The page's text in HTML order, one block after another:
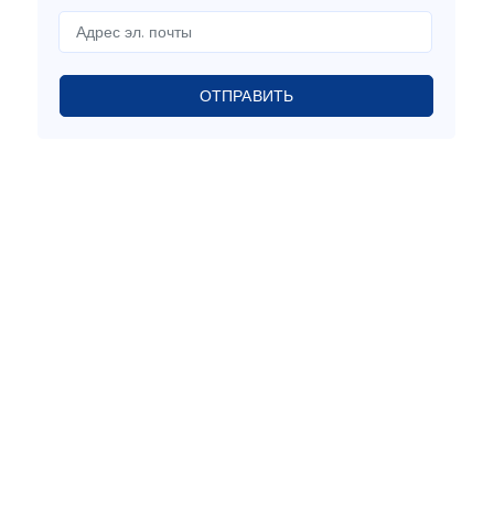
ОТПРАВИТЬ